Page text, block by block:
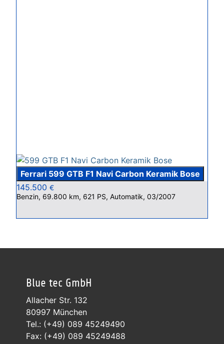
Ferrari 599 GTB F1 Navi Carbon Keramik Bose
145.500 €
Benzin, 69.800 km, 621 PS, Automatik, 03/2007
Blue tec GmbH
Allacher Str. 132
80997 München
Tel.: (+49) 089 45249490
Fax: (+49) 089 45249488